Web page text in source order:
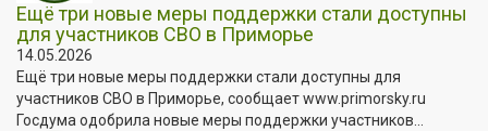
Ещё три новые меры поддержки стали доступны
для участников СВО в Приморье
14.05.2026
Ещё три новые меры поддержки стали доступны для
участников СВО в Приморье, сообщает www.primorsky.ru
Госдума одобрила новые меры поддержки участников...